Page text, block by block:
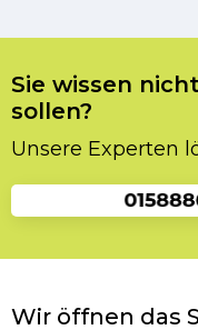
Sie wissen
sollen?
Unsere Experten
Wir öffnen das